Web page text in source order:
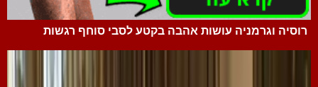
רוסיה וגרמניה עושות אהבה בקטע לסבי סוחף רגשות